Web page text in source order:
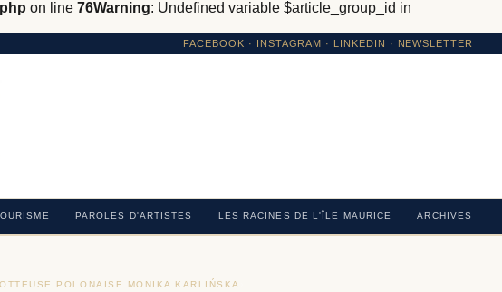
on line 76Warning: Undefined variable $article_group_id in
FACEBOOK · INSTAGRAM · LINKEDIN · NEWSLETTER
PAROLES D'ARTISTES LES RACINES DE L'ÎLE MAURICE ARCHIVES
POLONAISE MONIKA KARLIŃSKA